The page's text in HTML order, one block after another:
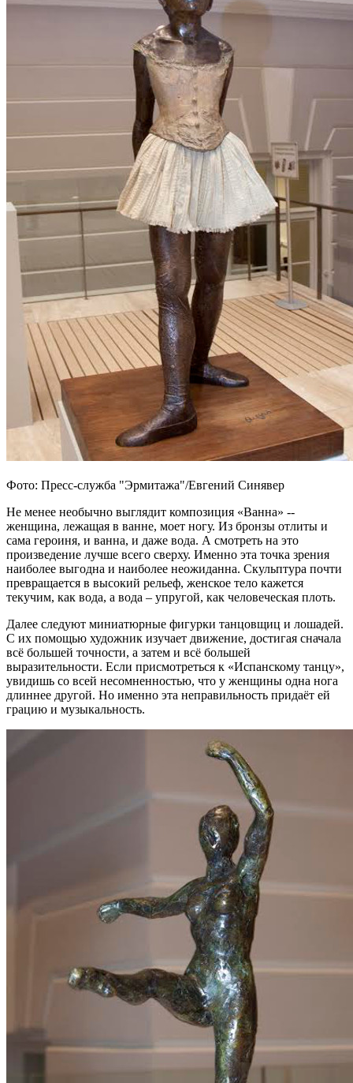
Фото: Пресс-служба "Эрмитажа"/Евгений Синявер
Не менее необычно выглядит композиция «Ванна» --
женщина, лежащая в ванне, моет ногу. Из бронзы отлиты и
сама героиня, и ванна, и даже вода. А смотреть на это
произведение лучше всего сверху. Именно эта точка зрения
наиболее выгодна и наиболее неожиданна. Скульптура почти
превращается в высокий рельеф, женское тело кажется
текучим, как вода, а вода – упругой, как человеческая плоть.
Далее следуют миниатюрные фигурки танцовщиц и лошадей.
С их помощью художник изучает движение, достигая сначала
всё большей точности, а затем и всё большей
выразительности. Если присмотреться к «Испанскому танцу»,
увидишь со всей несомненностью, что у женщины одна нога
длиннее другой. Но именно эта неправильность придаёт ей
грацию и музыкальность.